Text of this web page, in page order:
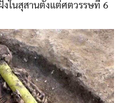
ในสุสานตั้งแต่ศตวรรษที่ 6